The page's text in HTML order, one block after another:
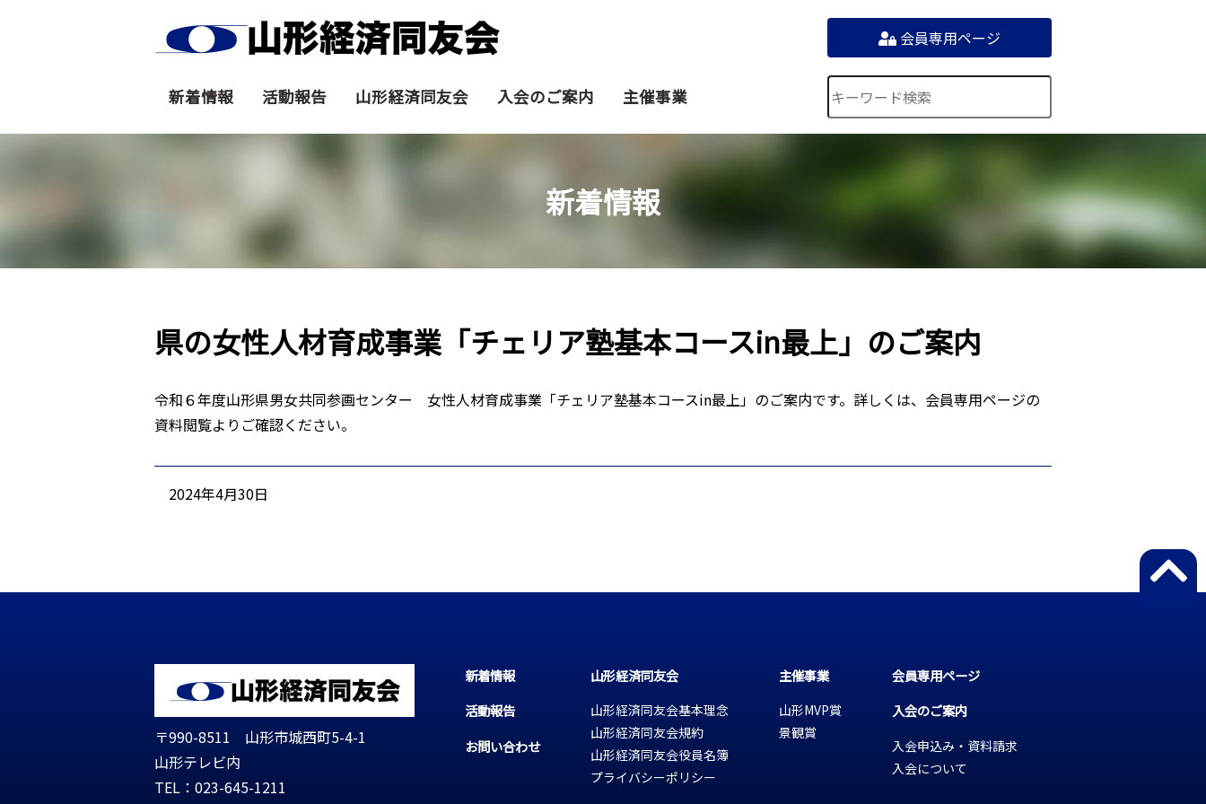
会員専用ページ
新着情報 活動報告 山形経済同友会 入会のご案内 主催事業
新着情報
県の女性人材育成事業「チェリア塾基本コースin最上」のご案内
令和６年度山形県男女共同参画センター 女性人材育成事業「チェリア塾基本コースin最上」のご案内です。詳しくは、会員専用ページの
資料閲覧よりご確認ください。
2024年4月30日
〒990-8511 山形市城西町5-4-1
山形テレビ内
TEL：023-645-1211
新着情報
活動報告
お問い合わせ
山形経済同友会
山形経済同友会基本理念
山形経済同友会規約
山形経済同友会役員名簿
プライバシーポリシー
主催事業
山形MVP賞
景観賞
会員専用ページ
入会のご案内
入会申込み・資料請求
入会について